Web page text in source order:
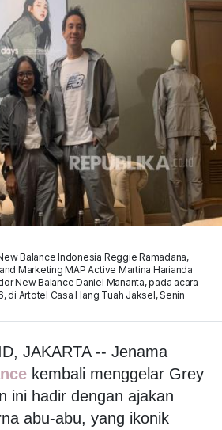
Balance Indonesia Reggie Ramadana,
Marketing MAP Active Martina Harianda
New Balance Daniel Mananta, pada acara
di Artotel Casa Hang Tuah Jaksel, Senin
JAKARTA -- Jenama
kembali menggelar Grey
ini hadir dengan ajakan
abu-abu, yang ikonik